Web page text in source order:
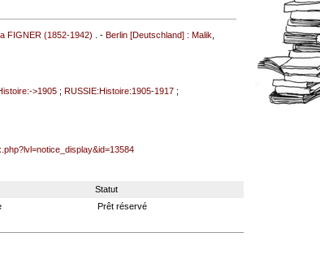
FIGNER (1852-1942) . -Berlin [Deutschland] : Malik
>1905; RUSSIE:Histoire:1905-1917;
Statut
Prêt réservé